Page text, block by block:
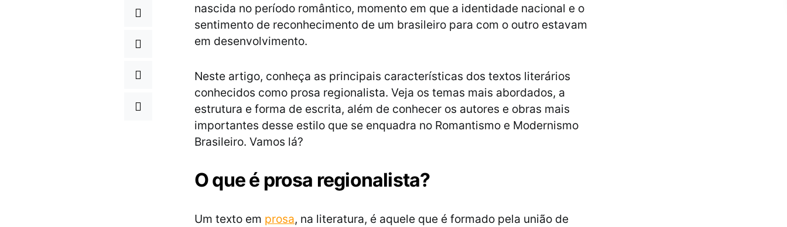
nascida no período romântico, momento em que a identidade nacional e o
sentimento de reconhecimento de um brasileiro para com o outro estavam
em desenvolvimento.
Neste artigo, conheça as principais características dos textos literários
conhecidos como prosa regionalista. Veja os temas mais abordados, a
estrutura e forma de escrita, além de conhecer os autores e obras mais
importantes desse estilo que se enquadra no Romantismo e Modernismo
Brasileiro. Vamos lá?
O que é prosa regionalista?
Um texto em prosa, na literatura, é aquele que é formado pela união de